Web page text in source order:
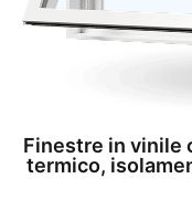
Finestre in vinile
termico,